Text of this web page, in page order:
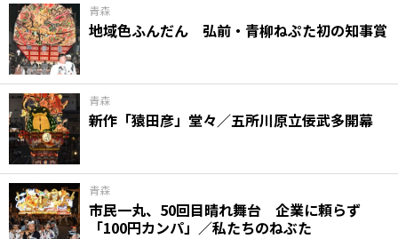
青森
地域色ふんだん 弘前・青柳ねぷた初の知事賞
青森
新作「猿田彦」堂々／五所川原立佞武多開幕
青森
市民一丸、50回目晴れ舞台 企業に頼らず
「100円カンパ」／私たちのねぶた